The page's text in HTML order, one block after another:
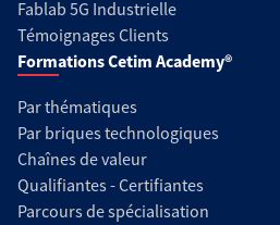
Fablab 5G Industrielle
Témoignages Clients
Formations Cetim Academy®
Par thématiques
Par briques technologiques
Chaînes de valeur
Qualifiantes - Certifiantes
Parcours de spécialisation